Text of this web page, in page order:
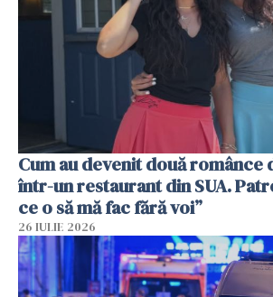
Cum au devenit două românce
într-un restaurant din SUA.
ce o să mă fac fără voi”
26 IULIE 2026